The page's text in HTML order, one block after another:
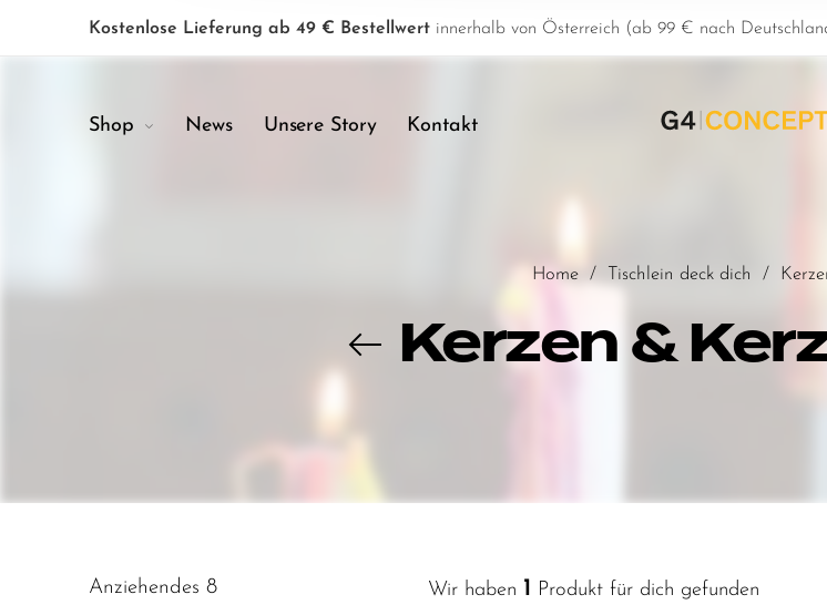
Kostenlose Lieferung ab 49 € Bestellwert innerhalb von Österreich (ab 99 € nach
Shop News Unsere Story Kontakt
Home / Tischlein deck dich /
Kerzen &
Anziehendes 8 Wir haben 1 Produkt für dich gefunden